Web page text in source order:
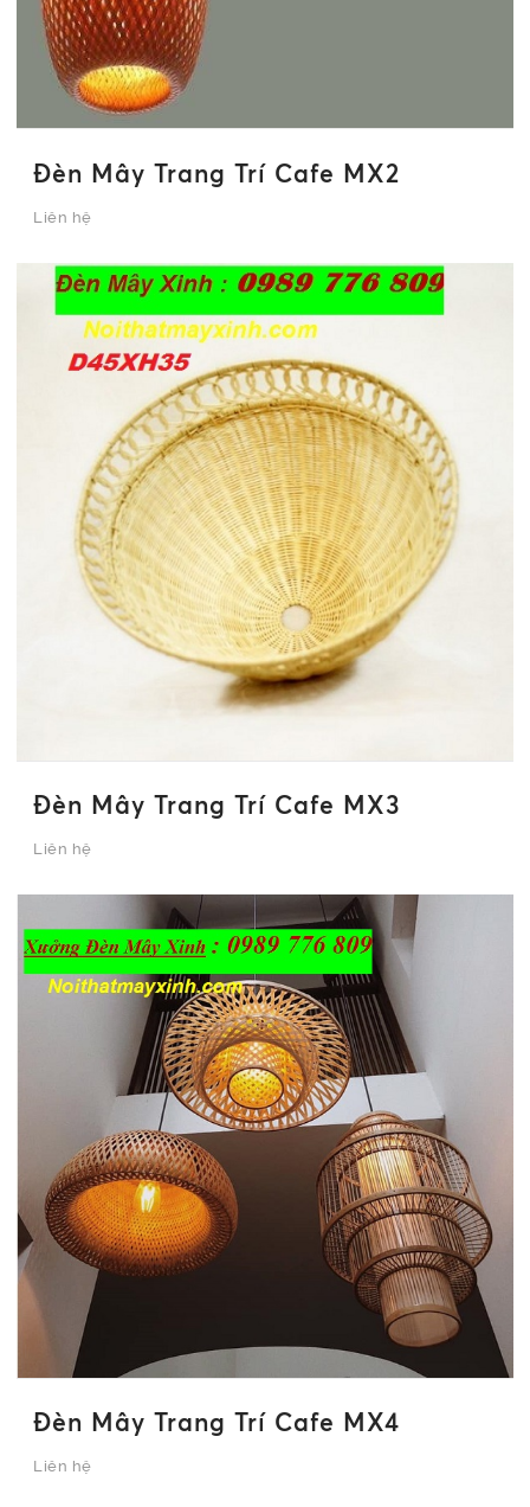
Đèn Mây Trang Trí Cafe MX2
Liên hệ
Đèn Mây Trang Trí Cafe MX3
Liên hệ
Đèn Mây Trang Trí Cafe MX4
Liên hệ